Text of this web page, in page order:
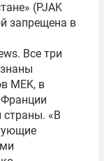
(PJAK
запрещена в
Все три
MEK, в
Франции
страны. «В